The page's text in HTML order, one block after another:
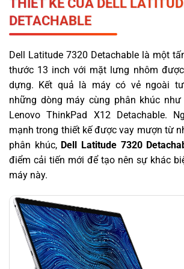
DETACHABLE
Dell Latitude 7320 Detachable là một
thước 13 inch với mặt lưng nhôm
dựng. Kết quả là máy có vẻ ngoài
những dòng máy cùng phân khúc
Lenovo ThinkPad X12 Detachable.
mạnh trong thiết kế được vay mượn từ
phân khúc, Dell Latitude 7320
điểm cải tiến mới để tạo nên sự khác
máy này.